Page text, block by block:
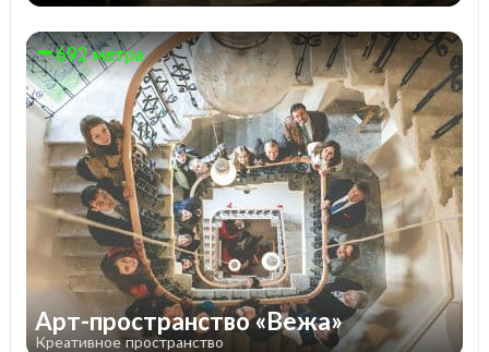
692 метра
Арт-пространство «Вежа»
Креативное пространство